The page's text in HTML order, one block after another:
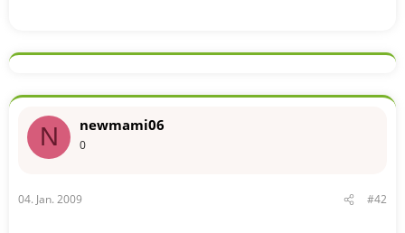
N newmami06
0
04. Jan. 2009 #42